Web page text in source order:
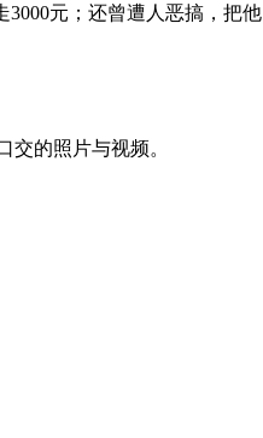
元；还曾遭人恶搞，把他
交的照片与视频。